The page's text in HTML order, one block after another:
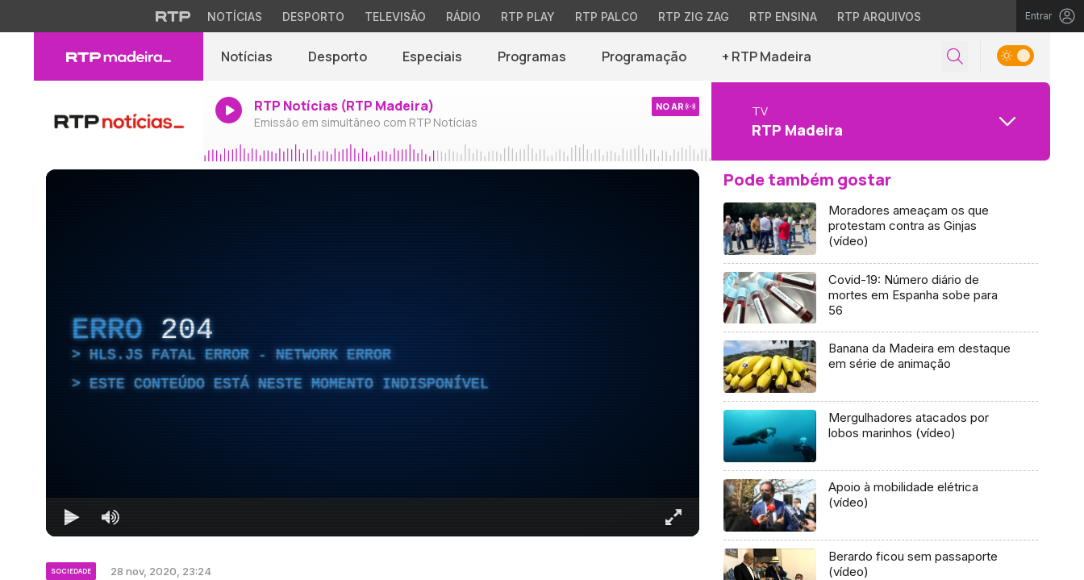
NOTÍCIAS DESPORTO TELEVISÃO RÁDIO RTP PLAY RTP PALCO RTP ZIG ZAG RTP ENSINA RTP ARQUIVOS Entrar
Notícias Desporto Especiais Programas Programação + RTP Madeira
RTP Notícias (RTP Madeira)
Emissão em simultâneo com RTP Notícias
NO AR TV
RTP Madeira
ERRO 204
HLS.JS FATAL ERROR - NETWORK ERROR
ESTE CONTEÚDO ESTÁ NESTE MOMENTO INDISPONÍVEL
SOCIEDADE 28 nov, 2020, 23:24
Pode também gostar
Moradores ameaçam os que
protestam contra as Ginjas
(vídeo)
Covid-19: Número diário de
mortes em Espanha sobe para
56
Banana da Madeira em destaque
em série de animação
Mergulhadores atacados por
lobos marinhos (vídeo)
Apoio à mobilidade elétrica
(vídeo)
Berardo ficou sem passaporte
(vídeo)